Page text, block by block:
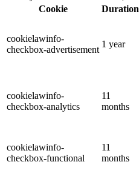
Cookie
Duration
cookielawinfo-
checkbox-advertisement
1 year
cookielawinfo-
checkbox-analytics
11
months
cookielawinfo-
checkbox-functional
11
months